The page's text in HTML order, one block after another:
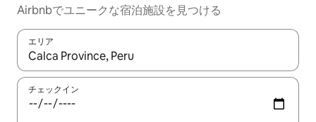
Airbnbでユニークな宿泊施設を見つける
エリア
検索結果が表示されたら、上下の矢印キーを使って移動するか
チェックイン